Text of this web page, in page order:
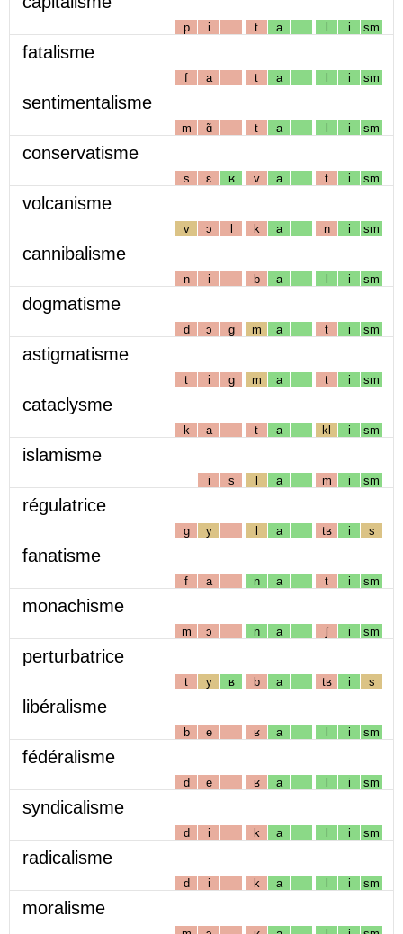
p i t a l i sm
fatalisme
f a t a l i sm
sentimentalisme
m ɑ̃ t a l i sm
conservatisme
s ɛ ʁ v a t i sm
volcanisme
v ɔ l k a n i sm
cannibalisme
n i b a l i sm
dogmatisme
d ɔ g m a t i sm
astigmatisme
t i g m a t i sm
cataclysme
k a t a kl i sm
islamisme
i s l a m i sm
régulatrice
g y l a tʁ i s
fanatisme
f a n a t i sm
monachisme
m ɔ n a ʃ i sm
perturbatrice
t y ʁ b a tʁ i s
libéralisme
b e ʁ a l i sm
fédéralisme
d e ʁ a l i sm
syndicalisme
d i k a l i sm
radicalisme
d i k a l i sm
moralisme